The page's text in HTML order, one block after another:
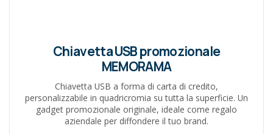
Chiavetta USB promozionale
MEMORAMA
Chiavetta USB a forma di carta di credito,
personalizzabile in quadricromia su tutta la superficie. Un
gadget promozionale originale, ideale come regalo
aziendale per diffondere il tuo brand.